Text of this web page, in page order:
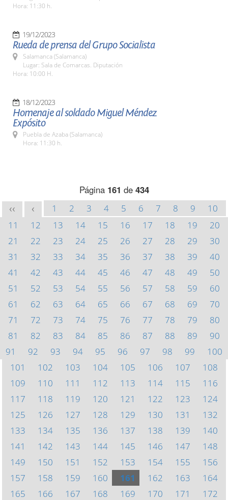
Hora: 11:30 h.
19/12/2023
Rueda de prensa del Grupo Socialista
Salamanca (Salamanca)
Lugar: Sala de Comarcas. Diputación
Hora: 10:00 H.
18/12/2023
Homenaje al soldado Miguel Méndez
Expósito
Puebla de Azaba (Salamanca)
Hora: 11:30 h.
Página 161 de 434
<< < 1 2 3 4 5 6 7 8 9
10
11
12 13 14 15 16 17 18 19
20
21
22 23 24 25 26 27 28 29
30
31
32 33 34 35 36 37 38 39
40
41
42 43 44 45 46 47 48 49
50
51
52 53 54 55 56 57 58 59
60
61
62 63 64 65 66 67 68 69
70
71
72 73 74 75 76 77 78 79
80
81
82 83 84 85 86 87 88 89
90
91
92 93 94 95 96 97 98 99
100
101
102 103 104 105 106 107
108
109
110 111 112 113 114 115
116
117
118 119 120 121 122 123
124
125
126 127 128 129 130 131
132
133
134 135 136 137 138 139
140
141
142 143 144 145 146 147
148
149
150 151 152 153 154 155
156
157
158 159 160 161 162 163
164
165
166 167 168 169 170 171
172